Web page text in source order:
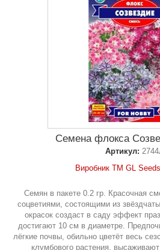
Семена флокса
Артикул:
Виробник ТМ GL Seeds
Семян в пакете 0.2 гр. Красочная
соцветиями, состоящими из
окрасок создаст в саду эффект
достигают 10 см в диаметре.
лёгкие почвы, обильно цветёт весь
клумбового растения,